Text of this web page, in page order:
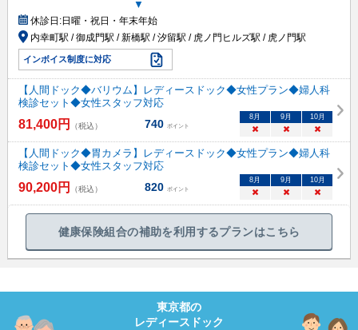
▼
休診日:日曜・祝日・年末年始
内幸町駅 / 御成門駅 / 新橋駅 / 汐留駅 / 虎ノ門ヒルズ駅 / 虎ノ門駅
インボイス制度に対応
【人間ドック◆バリウム】レディースドック◆女性プラン◆婦人科
検診セット◆女性スタッフ対応
81,400円 （税込） 740 ポイント
8月 9月 10月
× × ×
【人間ドック◆胃カメラ】レディースドック◆女性プラン◆婦人科
検診セット◆女性スタッフ対応
90,200円 （税込） 820 ポイント
8月 9月 10月
× × ×
健康保険組合の補助を利用するプランはこちら
東京都の
レディースドック